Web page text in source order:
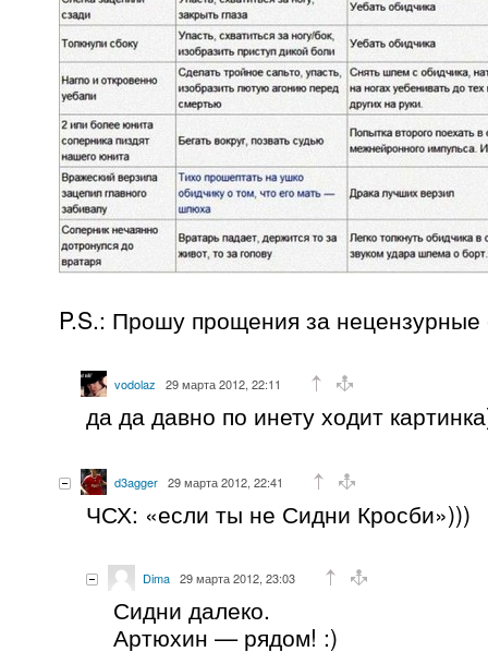
P.S.: Прошу прощения за нецензурные
vodolaz 29 марта 2012, 22:11
да да давно по инету ходит
d3agger 29 марта 2012, 22:41
ЧСХ: «если ты не Сидни Кросби»)))
Dima 29 марта 2012, 23:03
Сидни далеко.
Артюхин — рядом! :)